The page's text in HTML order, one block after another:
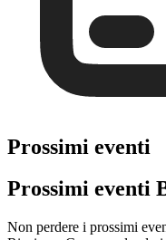
Prossimi eventi
Prossimi eventi
Non perdere i prossimi